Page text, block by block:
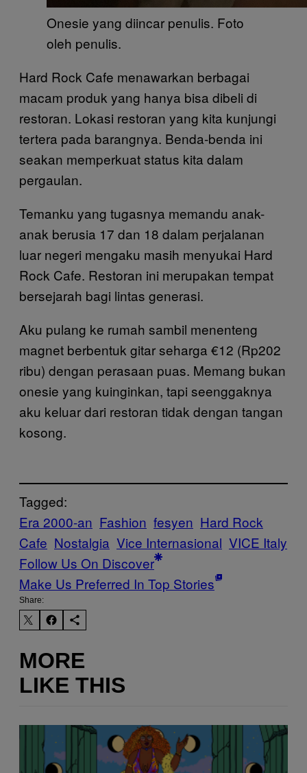
Onesie yang diincar penulis. Foto
oleh penulis.
Hard Rock Cafe menawarkan berbagai
macam produk yang hanya bisa dibeli di
restoran. Lokasi restoran yang kita kunjungi
tertera pada barangnya. Benda-benda ini
seakan memperkuat status kita dalam
pergaulan.
Temanku yang tugasnya memandu anak-
anak berusia 17 dan 18 dalam perjalanan
luar negeri mengaku masih menyukai Hard
Rock Cafe. Restoran ini merupakan tempat
bersejarah bagi lintas generasi.
Aku pulang ke rumah sambil menenteng
magnet berbentuk gitar seharga €12 (Rp202
ribu) dengan perasaan puas. Memang bukan
onesie yang kuinginkan, tapi seenggaknya
aku keluar dari restoran tidak dengan tangan
kosong.
Tagged:
Era 2000-an Fashion fesyen Hard Rock
Cafe Nostalgia Vice Internasional VICE Italy
Follow Us On Discover
Make Us Preferred In Top Stories
Share:
MORE
LIKE THIS